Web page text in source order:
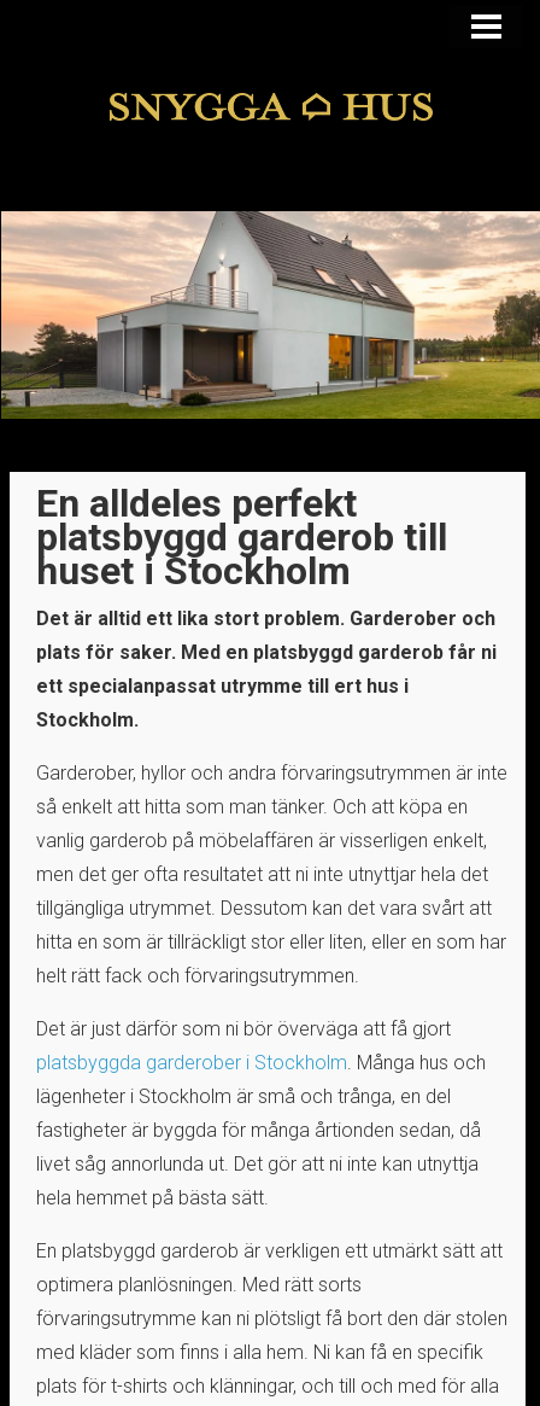
BLOGG
En alldeles perfekt
platsbyggd garderob till
huset i Stockholm
Det är alltid ett lika stort problem. Garderober och
plats för saker. Med en platsbyggd garderob får ni
ett specialanpassat utrymme till ert hus i
Stockholm.
Garderober, hyllor och andra förvaringsutrymmen är inte
så enkelt att hitta som man tänker. Och att köpa en
vanlig garderob på möbelaffären är visserligen enkelt,
men det ger ofta resultatet att ni inte utnyttjar hela det
tillgängliga utrymmet. Dessutom kan det vara svårt att
hitta en som är tillräckligt stor eller liten, eller en som har
helt rätt fack och förvaringsutrymmen.
Det är just därför som ni bör överväga att få gjort
platsbyggda garderober i Stockholm. Många hus och
lägenheter i Stockholm är små och trånga, en del
fastigheter är byggda för många årtionden sedan, då
livet såg annorlunda ut. Det gör att ni inte kan utnyttja
hela hemmet på bästa sätt.
En platsbyggd garderob är verkligen ett utmärkt sätt att
optimera planlösningen. Med rätt sorts
förvaringsutrymme kan ni plötsligt få bort den där stolen
med kläder som finns i alla hem. Ni kan få en specifik
plats för t-shirts och klänningar, och till och med för alla